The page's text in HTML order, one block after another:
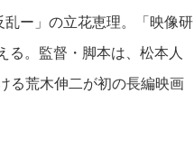
ー」の立花恵理。「映像研
。 監督・脚本は、松本人
る荒木伸二が初の長編映画